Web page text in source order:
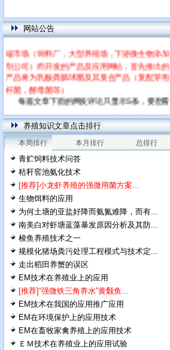
网站公告
本网站为饲用乳酸菌特别网站，专门针对高
端市场（饲料厂，大型养殖场，下游微生物添加
剂公司）而开发的产品及应用网站，首先推出的
产品将为乳酸粪肠球菌及其复合产品（复配芽孢
杆菌，酵母菌等）
每篇文章下面的网友评论只显示5条，要想看
全部评论，请点击网友评论框右上角的“更多”
养殖知识文章点击排行
本周排行 本月排行 总排行
青贮饲料技术问答
秸秆窖池氨化技术
[推荐]小龙虾养殖的强微用菌方案...
生物饵料的应用
为何土塘的亚盐好降而氨氮难降，而有...
南美白对虾塘蓝藻暴发原因分析及其防...
梭鱼养殖技术之一
规模化猪场粪污处理工程模式与技术定...
走出稻田养蟹的误区
EM技术在养殖业上的应用
[推荐]“强微铁三角养水”黄颡鱼...
EM技术在我国的应用推广应用
EM在环境保护上的应用技术
EM在畜牧家禽养殖上的应用技术
ＥＭ技术在养殖业上的应用试验